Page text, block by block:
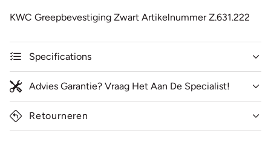
KWC Greepbevestiging Zwart Artikelnummer Z.631.222
Specifications
Advies Garantie? Vraag Het Aan De Specialist!
Retourneren